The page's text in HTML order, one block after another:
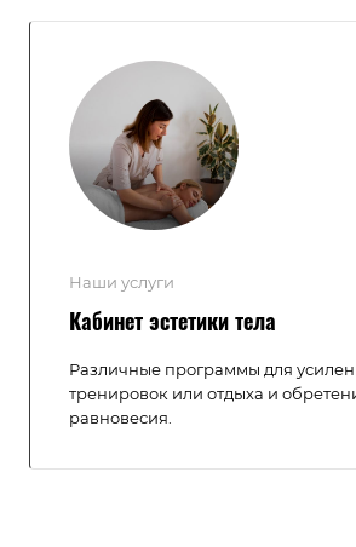
Наши услуги
Кабинет эстетики тела
Различные программы для
тренировок или отдыха и
равновесия.